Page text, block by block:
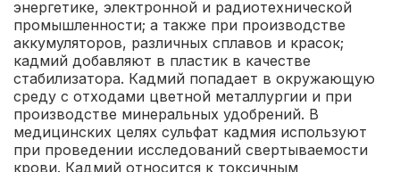
энергетике, электронной и радиотехнической
промышленности; а также при производстве
аккумуляторов, различных сплавов и красок;
кадмий добавляют в пластик в качестве
стабилизатора. Кадмий попадает в окружающую
среду с отходами цветной металлургии и при
производстве минеральных удобрений. В
медицинских целях сульфат кадмия используют
при проведении исследований свертываемости
крови. Кадмий относится к токсичным